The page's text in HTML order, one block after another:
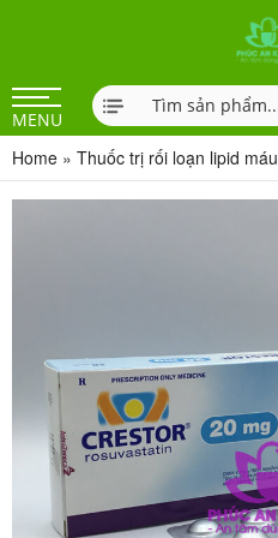
MENU
Home » Thuốc trị rối loạn lipid máu